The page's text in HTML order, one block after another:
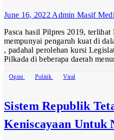
June 16, 2022 Admin Masif
Pasca hasil Pilpres 2019,
mempunyai pengaruh kuat di
, padahal perolehan kursi
Pilkada di beberapa daerah
Opini Politik Viral
Sistem Republik
Keniscayaan Untuk